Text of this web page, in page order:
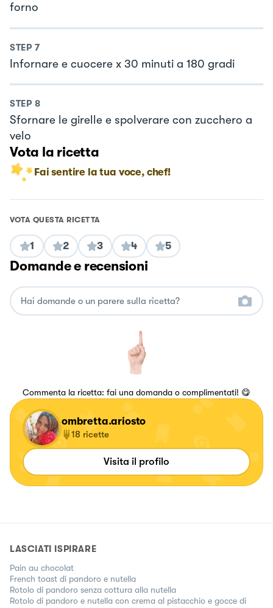
forno
STEP 7
Infornare e cuocere x 30 minuti a 180 gradi
STEP 8
Sfornare le girelle e spolverare con zucchero a
velo
Vota la ricetta
Fai sentire la tua voce, chef!
VOTA QUESTA RICETTA
1 2 3 4 5
Domande e recensioni
Commenta la ricetta: fai una domanda o complimentati! 😋
ombretta.ariosto
18 ricette
Visita il profilo
LASCIATI ISPIRARE
Pain au chocolat
French toast di pandoro e nutella
Rotolo di pandoro senza cottura alla nutella
Rotolo di pandoro e nutella con crema al pistacchio e gocce di